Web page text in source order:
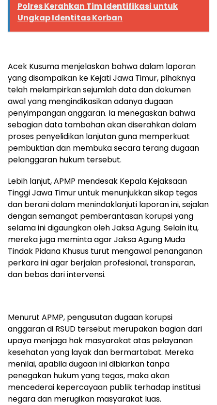
Polres Kerahkan Tim Identifikasi untuk
Ungkap Identitas Korban
Acek Kusuma menjelaskan bahwa dalam laporan
yang disampaikan ke Kejati Jawa Timur, pihaknya
telah melampirkan sejumlah data dan dokumen
awal yang mengindikasikan adanya dugaan
penyimpangan anggaran. Ia menegaskan bahwa
sebagian data tambahan akan diserahkan dalam
proses penyelidikan lanjutan guna memperkuat
pembuktian dan membuka secara terang dugaan
pelanggaran hukum tersebut.
Lebih lanjut, APMP mendesak Kepala Kejaksaan
Tinggi Jawa Timur untuk menunjukkan sikap tegas
dan berani dalam menindaklanjuti laporan ini, sejalan
dengan semangat pemberantasan korupsi yang
selama ini digaungkan oleh Jaksa Agung. Selain itu,
mereka juga meminta agar Jaksa Agung Muda
Tindak Pidana Khusus turut mengawal penanganan
perkara ini agar berjalan profesional, transparan,
dan bebas dari intervensi.
Menurut APMP, pengusutan dugaan korupsi
anggaran di RSUD tersebut merupakan bagian dari
upaya menjaga hak masyarakat atas pelayanan
kesehatan yang layak dan bermartabat. Mereka
menilai, apabila dugaan ini dibiarkan tanpa
penegakan hukum yang tegas, maka akan
mencederai kepercayaan publik terhadap institusi
negara dan merugikan masyarakat luas.